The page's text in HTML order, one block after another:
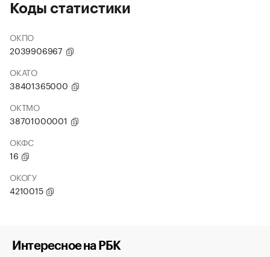
Коды статистики
ОКПО
2039906967
ОКАТО
38401365000
ОКТМО
38701000001
ОКФС
16
ОКОГУ
4210015
Интересное на РБК